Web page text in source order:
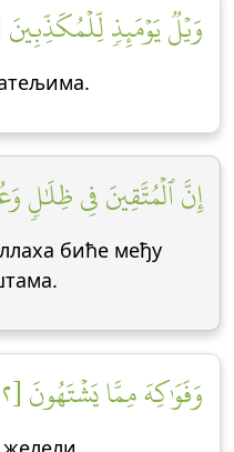
وَيۡلٞ يَوۡمَئِذٖ لِّلۡمُكَذِّبِينَ
إِنَّ ٱلۡمُتَّقِينَ فِي ظِلَٰلٖ
биће међу
وَفَوَٰكِهَ مِمَّا يَشۡتَهُونَ [٤٢]